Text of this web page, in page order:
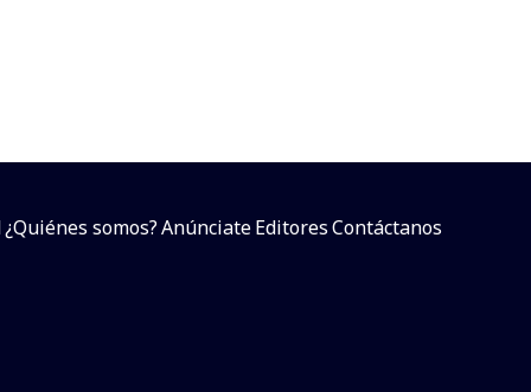
¿Quiénes somos?AnúnciateEditoresContáctanos